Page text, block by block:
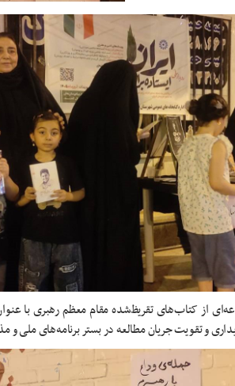
از کتاب‌های تقریظ‌شده مقام معظم رهبری با
و تقویت جریان مطالعه در بستر برنامه‌های ملی و